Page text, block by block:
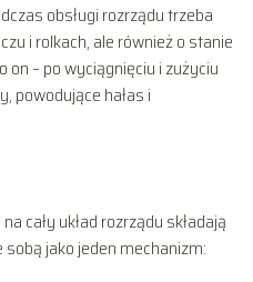
obsługi rozrządu trzeba
i rolkach, ale również o stanie
on – po wyciągnięciu i zużyciu
powodujące hałas i
cały układ rozrządu składają
jako jeden mechanizm: